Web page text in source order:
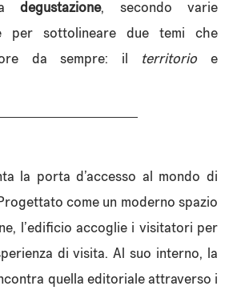
degustazione, secondo varie
per sottolineare due temi che
da sempre: il territorioe
la porta d’accesso al mondo di
come un moderno spazio
l’edificio accoglie i visitatori per
di visita. Al suo interno, la
quella editoriale attraverso i